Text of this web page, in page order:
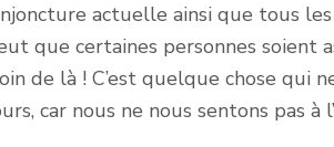
actuelle ainsi que tous
que certaines personnes soient
de là ! C’est quelque chose qui
car nous ne nous sentons pas à